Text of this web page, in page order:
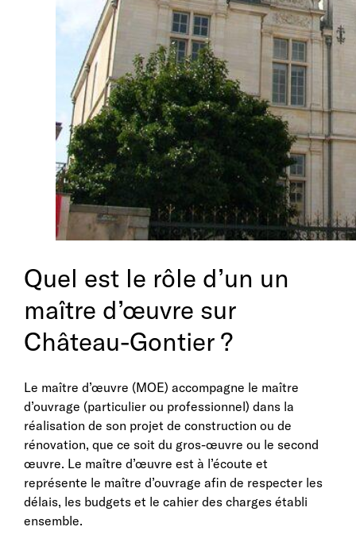
Quel est le rôle d’un un
maître d’œuvre sur
Château-Gontier ?
Le maître d’œuvre (MOE) accompagne le maître
d’ouvrage (particulier ou professionnel) dans la
réalisation de son projet de construction ou de
rénovation, que ce soit du gros-œuvre ou le second
œuvre. Le maître d’œuvre est à l’écoute et
représente le maître d’ouvrage afin de respecter les
délais, les budgets et le cahier des charges établi
ensemble.